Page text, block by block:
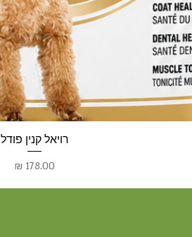
רויאל קנין פודל
מחיר